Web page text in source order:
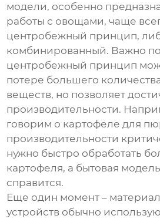
модели, особенно
работы с овощами, чаще
центробежный принцип,
комбинированный. Важно
центробежный принцип
потере большего
веществ, но позволяет
производительности.
говорим о картофеле для
производительности
нужно быстро обработать
картофеля, а бытовая
справится.
Еще один момент –
устройств обычно